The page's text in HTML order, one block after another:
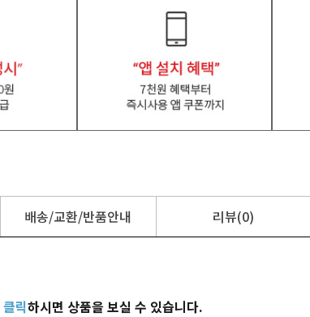
배송/교환/반품안내 리뷰(0)
클릭하시면 상품을 보실 수 있습니다.